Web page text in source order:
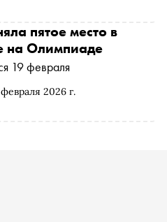
февраля 2026 г.
пятое место в
на Олимпиаде
19 февраля